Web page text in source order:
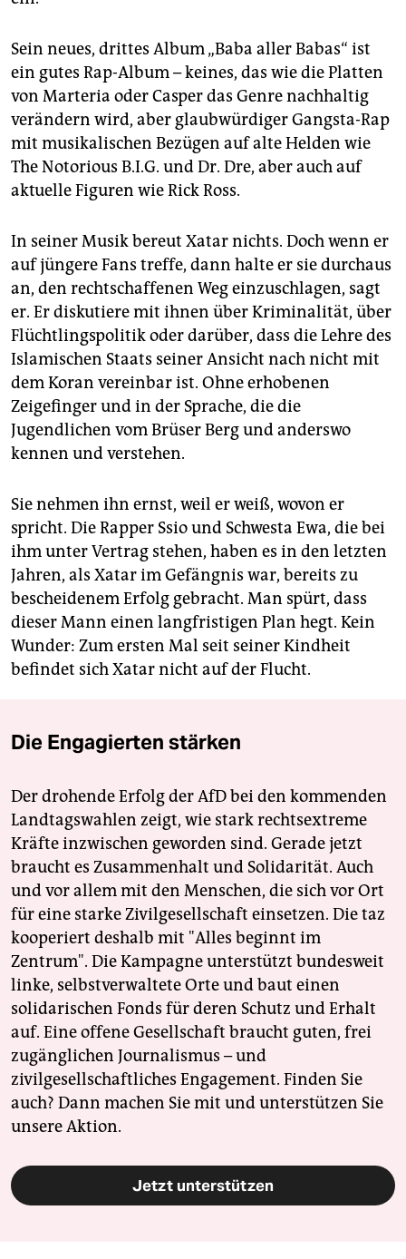
Sein neues, drittes Album „Baba aller Babas“ ist
ein gutes Rap-Album – keines, das wie die Platten
von Marteria oder Casper das Genre nachhaltig
verändern wird, aber glaubwürdiger Gangsta-Rap
mit musikalischen Bezügen auf alte Helden wie
The Notorious B.I.G. und Dr. Dre, aber auch auf
aktuelle Figuren wie Rick Ross.
In seiner Musik bereut Xatar nichts. Doch wenn er
auf jüngere Fans treffe, dann halte er sie durchaus
an, den rechtschaffenen Weg einzuschlagen, sagt
er. Er diskutiere mit ihnen über Kriminalität, über
Flüchtlingspolitik oder darüber, dass die Lehre des
Islamischen Staats seiner Ansicht nach nicht mit
dem Koran vereinbar ist. Ohne erhobenen
Zeigefinger und in der Sprache, die die
Jugendlichen vom Brüser Berg und anderswo
kennen und verstehen.
Sie nehmen ihn ernst, weil er weiß, wovon er
spricht. Die Rapper Ssio und Schwesta Ewa, die bei
ihm unter Vertrag stehen, haben es in den letzten
Jahren, als Xatar im Gefängnis war, bereits zu
bescheidenem Erfolg gebracht. Man spürt, dass
dieser Mann einen langfristigen Plan hegt. Kein
Wunder: Zum ersten Mal seit seiner Kindheit
befindet sich Xatar nicht auf der Flucht.
Die Engagierten stärken
Der drohende Erfolg der AfD bei den kommenden
Landtagswahlen zeigt, wie stark rechtsextreme
Kräfte inzwischen geworden sind. Gerade jetzt
braucht es Zusammenhalt und Solidarität. Auch
und vor allem mit den Menschen, die sich vor Ort
für eine starke Zivilgesellschaft einsetzen. Die taz
kooperiert deshalb mit "Alles beginnt im
Zentrum". Die Kampagne unterstützt bundesweit
linke, selbstverwaltete Orte und baut einen
solidarischen Fonds für deren Schutz und Erhalt
auf. Eine offene Gesellschaft braucht guten, frei
zugänglichen Journalismus – und
zivilgesellschaftliches Engagement. Finden Sie
auch? Dann machen Sie mit und unterstützen Sie
unsere Aktion.
Jetzt unterstützen